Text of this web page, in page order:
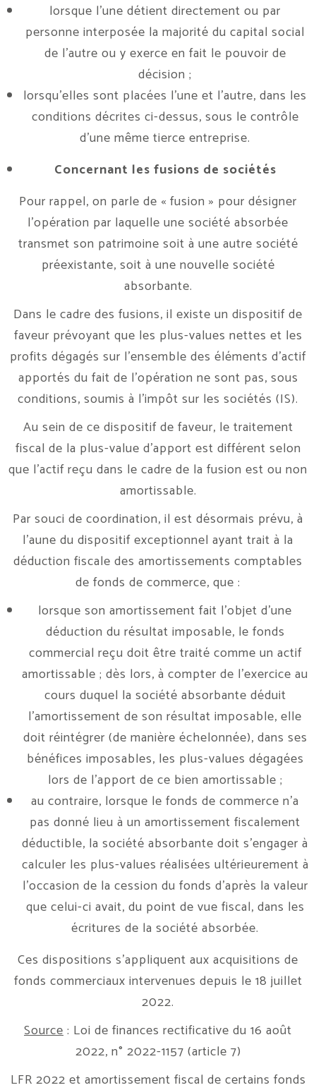
lorsque l’une détient directement ou par
personne interposée la majorité du capital social
de l’autre ou y exerce en fait le pouvoir de
décision ;
lorsqu’elles sont placées l’une et l’autre, dans les
conditions décrites ci-dessus, sous le contrôle
d’une même tierce entreprise.
Concernant les fusions de sociétés
Pour rappel, on parle de « fusion » pour désigner
l’opération par laquelle une société absorbée
transmet son patrimoine soit à une autre société
préexistante, soit à une nouvelle société
absorbante.
Dans le cadre des fusions, il existe un dispositif de
faveur prévoyant que les plus-values nettes et les
profits dégagés sur l’ensemble des éléments d’actif
apportés du fait de l’opération ne sont pas, sous
conditions, soumis à l’impôt sur les sociétés (IS).
Au sein de ce dispositif de faveur, le traitement
fiscal de la plus-value d’apport est différent selon
que l’actif reçu dans le cadre de la fusion est ou non
amortissable.
Par souci de coordination, il est désormais prévu, à
l’aune du dispositif exceptionnel ayant trait à la
déduction fiscale des amortissements comptables
de fonds de commerce, que :
lorsque son amortissement fait l’objet d’une
déduction du résultat imposable, le fonds
commercial reçu doit être traité comme un actif
amortissable ; dès lors, à compter de l’exercice au
cours duquel la société absorbante déduit
l’amortissement de son résultat imposable, elle
doit réintégrer (de manière échelonnée), dans ses
bénéfices imposables, les plus-values dégagées
lors de l’apport de ce bien amortissable ;
au contraire, lorsque le fonds de commerce n’a
pas donné lieu à un amortissement fiscalement
déductible, la société absorbante doit s’engager à
calculer les plus-values réalisées ultérieurement à
l’occasion de la cession du fonds d’après la valeur
que celui-ci avait, du point de vue fiscal, dans les
écritures de la société absorbée.
Ces dispositions s’appliquent aux acquisitions de
fonds commerciaux intervenues depuis le 18 juillet
2022.
Source: Loi de finances rectificative du 16 août
2022, n° 2022-1157 (article 7)
LFR 2022 et amortissement fiscal de certains fonds